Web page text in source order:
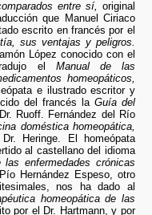
entre sí, original
que Manuel Ciriaco
escrito en francés por el
sus ventajas y peligros.
López conocido con el
el Manual de las
homeopáticos,
e ilustrado escritor y
del francés laGuía del
Ruoff. Fernández del Río
doméstica homeopática,
Heringe. El homeópata
al castellano del idioma
enfermedades crónicas
Hernández Espeso, otro
nos ha dado al
homeopática de las
por el Dr. Hartmann, y por